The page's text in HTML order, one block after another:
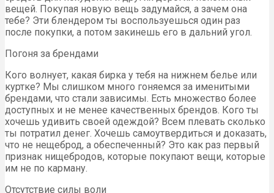
вещей. Покупая новую вещь задумайся, а зачем она
тебе? Эти блендером ты воспользуешься один раз
после покупки, а потом закинешь его в дальний угол.
Погоня за брендами
Кого волнует, какая бирка у тебя на нижнем белье или
куртке? Мы слишком много гоняемся за именитыми
брендами, что стали зависимы. Есть множество более
доступных и не менее качественных брендов. Кого ты
хочешь удивить своей одеждой? Всем плевать сколько
ты потратил денег. Хочешь самоутвердиться и доказать,
что не нещеброд, а обеспеченный? Это как раз первый
признак нищебродов, которые покупают вещи, которые
им не по карману.
Отсутствие силы воли